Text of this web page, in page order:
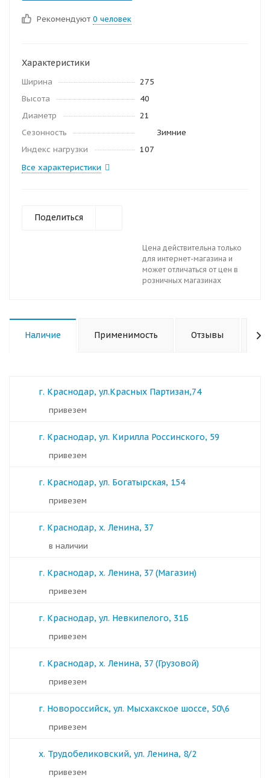
Рекомендуют 0 человек
Характеристики
Ширина
275
Высота
40
Диаметр
21
Сезонность
Зимние
Индекс нагрузки
107
Все характеристики
Поделиться
Цена действительна только
для интернет-магазина и
может отличаться от цен в
розничных магазинах
Наличие Применимость Отзывы
г. Краснодар, ул.Красных Партизан,74
Привезем
г. Краснодар, ул. Кирилла Россинского, 59
Привезем
г. Краснодар, ул. Богатырская, 154
Привезем
г. Краснодар, х. Ленина, 37
в наличии
г. Краснодар, х. Ленина, 37 (Магазин)
Привезем
г. Краснодар, ул. Невкипелого, 31Б
Привезем
г. Краснодар, х. Ленина, 37 (Грузовой)
Привезем
г. Новороссийск, ул. Мысхакское шоссе, 50\6
Привезем
х. Трудобеликовский, ул. Ленина, 8/2
Привезем